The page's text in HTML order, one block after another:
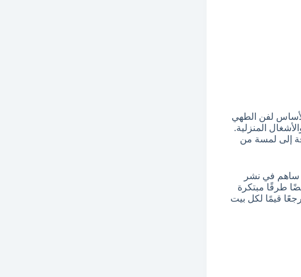
لفن الطهي
المنزلية.
إلى لمسة من
ساهم في نشر
طرقًا مبتكرة
قيمًا لكل بيت